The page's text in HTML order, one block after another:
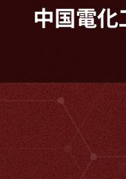
中国電